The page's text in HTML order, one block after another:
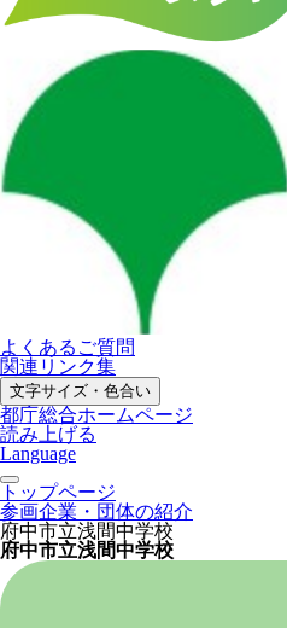
よくあるご質問
関連リンク集
文字サイズ・色合い
都庁総合ホームページ
読み上げる
Language
トップページ
参画企業・団体の紹介
府中市立浅間中学校
府中市立浅間中学校